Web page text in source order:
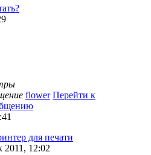
flower Перейти к
для печати
2011, 12:02